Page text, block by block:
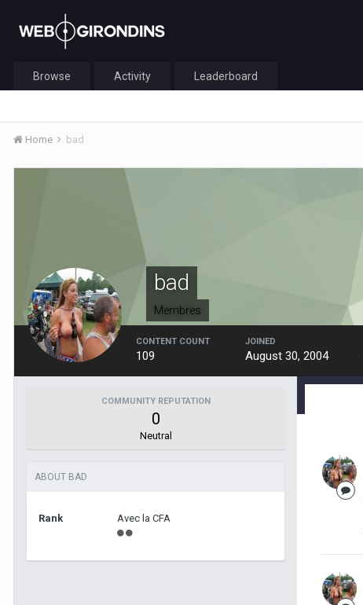
Browse Activity Leaderboard
Home bad
bad
Membres
CONTENT COUNT
109
JOINED
August 30, 2004
COMMUNITY REPUTATION
0
Neutral
ABOUT BAD
Rank Avec la CFA